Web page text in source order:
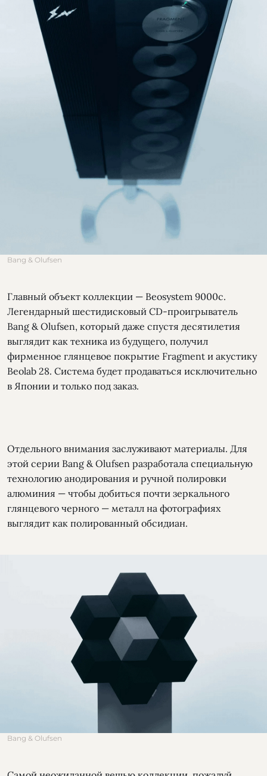
Bang & Olufsen
Главный объект коллекции — Beosystem 9000c.
Легендарный шестидисковый CD-проигрыватель
Bang & Olufsen, который даже спустя десятилетия
выглядит как техника из будущего, получил
фирменное глянцевое покрытие Fragment и акустику
Beolab 28. Система будет продаваться исключительно
в Японии и только под заказ.
Отдельного внимания заслуживают материалы. Для
этой серии Bang & Olufsen разработала специальную
технологию анодирования и ручной полировки
алюминия — чтобы добиться почти зеркального
глянцевого черного — металл на фотографиях
выглядит как полированный обсидиан.
Bang & Olufsen